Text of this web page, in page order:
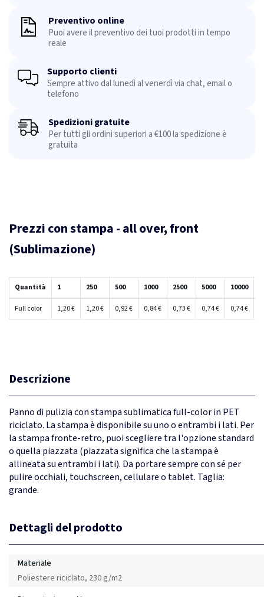
Preventivo online
Puoi avere il preventivo dei tuoi prodotti in tempo
reale
Supporto clienti
Sempre attivo dal lunedì al venerdì via chat, email o
telefono
Spedizioni gratuite
Per tutti gli ordini superiori a €100 la spedizione è
gratuita
Prezzi con stampa - all over, front
(Sublimazione)
Quantità 1 250 500 1000 2500 5000 10000
Full color 1,20 € 1,20 € 0,92 € 0,84 € 0,73 € 0,74 € 0,74 €
Descrizione
Panno di pulizia con stampa sublimatica full-color in PET
riciclato. La stampa è disponibile su uno o entrambi i lati. Per
la stampa fronte-retro, puoi scegliere tra l'opzione standard
o quella piazzata (piazzata significa che la stampa è
allineata su entrambi i lati). Da portare sempre con sé per
pulire occhiali, touchscreen, cellulare o tablet. Taglia:
grande.
Dettagli del prodotto
Materiale
Poliestere riciclato, 230 g/m2